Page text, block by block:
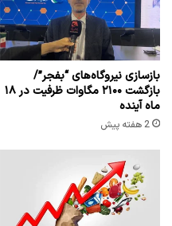
بازسازی نیروگاه‌های “بفجر”/
بازگشت ۲۱۰۰ مگاوات ظرفیت در ۱۸
ماه آینده
2 هفته پیش